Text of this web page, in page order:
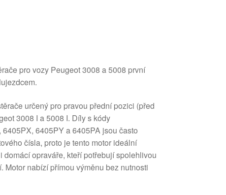
pro vozy Peugeot 3008 a 5008 první
určený pro pravou přední pozici (před
3008 I a 5008 I. Díly s kódy
6405PY a 6405PA jsou často
čísla, proto je tento motor ideální
domácí opraváře, kteří potřebují spolehlivou
Motor nabízí přímou výměnu bez nutnosti